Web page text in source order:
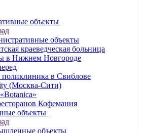
объекты
объекты
краеведческая больница
в Нижнем Новгороде
поликлиника в Свиблове
(Москва-Сити)
Кофемания
объекты
объекты